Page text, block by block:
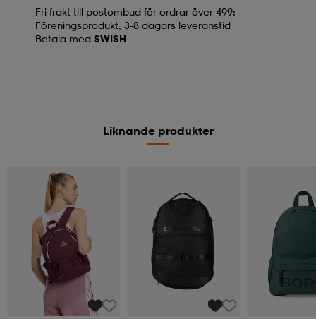
Fri frakt till postombud för ordrar över 499:-
Föreningsprodukt, 3-8 dagars leveranstid
Betala med SWISH
Liknande produkter